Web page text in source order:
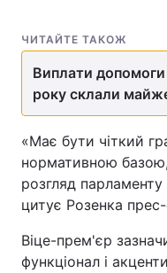
ЧИТАЙТЕ ТАКОЖ
Виплати допомоги
року склали
«Має бути чіткий
нормативною
розгляд
цитує Розенка
Віце-прем'єр
функціонал і